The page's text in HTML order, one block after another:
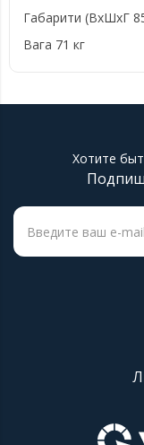
Габарити (ВхШхГ
Вага 71 кг
Хотите